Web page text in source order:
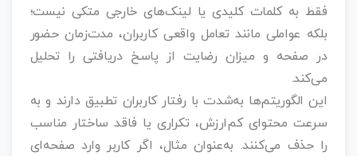
فقط به کلمات کلیدی یا لینک‌های خارجی متکی نیست؛
بلکه عواملی مانند تعامل واقعی کاربران، مدت‌زمان حضور
در صفحه و میزان رضایت از پاسخ دریافتی را تحلیل
می‌کند.
این الگوریتم‌ها به‌شدت با رفتار کاربران تطبیق دارند و به
سرعت محتوای کم‌ارزش، تکراری یا فاقد ساختار مناسب
را حذف می‌کنند. به‌عنوان مثال، اگر کاربر وارد صفحه‌ای